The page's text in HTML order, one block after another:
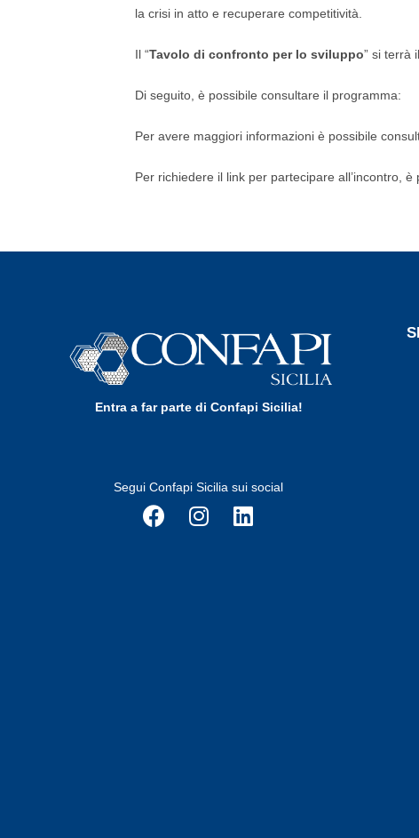
la crisi in atto e recuperare competitività.
Il “Tavolo di confronto per lo sviluppo” si terrà
Di seguito, è possibile consultare il programma:
Per avere maggiori informazioni è possibile
Per richiedere il link per partecipare all’incontro,
Entra a far parte di Confapi Sicilia!
Segui Confapi Sicilia sui social